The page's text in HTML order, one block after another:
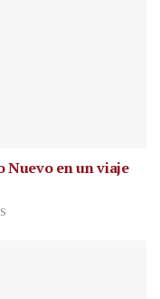
Nuevo en un viaje